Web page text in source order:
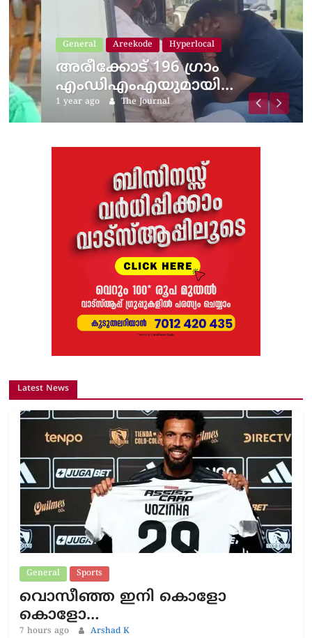
General Areekode Hyperlocal
അരീക്കോട് 196 ​ഗ്രാം
എംഡിഎംഎയുമായി…
1 year ago The Journal
Latest News
General Sports
വൊസീഞ്ഞ ഇനി കൊളോ
കൊളോ…
7 hours ago Arshad K